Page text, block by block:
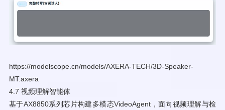
https://modelscope.cn/models/AXERA-TECH/3D-Speaker-
MT.axera
4.7 视频理解智能体
基于AX8850系列芯片构建多模态VideoAgent，面向视频理解与检